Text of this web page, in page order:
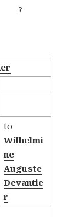
?
to
Wilhelmi
ne
Auguste
Devantie
r